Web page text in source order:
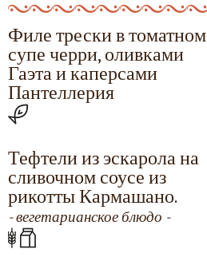
Филе трески в томатном
супе черри, оливками
Гаэта и каперсами
Пантеллерия
Тефтели из эскарола на
сливочном соусе из
рикотты Кармашано.
- вегетарианское блюдо -